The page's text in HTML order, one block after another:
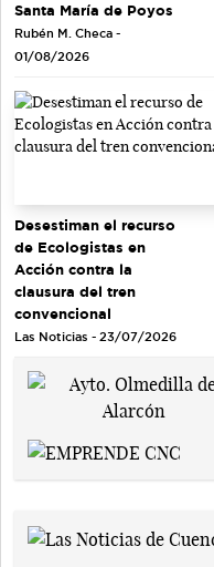
Santa María de Poyos
Rubén M. Checa -
01/08/2026
Desestiman el recurso
de Ecologistas en
Acción contra la
clausura del tren
convencional
Las Noticias - 23/07/2026